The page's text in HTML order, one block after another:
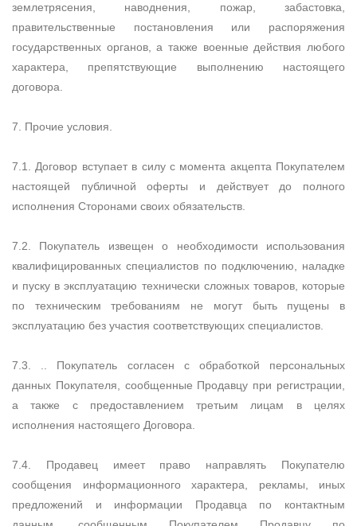
землетрясения, наводнения, пожар, забастовка,
правительственные постановления или распоряжения
государственных органов, а также военные действия любого
характера, препятствующие выполнению настоящего
договора.
7. Прочие условия.
7.1. Договор вступает в силу с момента акцепта Покупателем
настоящей публичной оферты и действует до полного
исполнения Сторонами своих обязательств.
7.2. Покупатель извещен о необходимости использования
квалифицированных специалистов по подключению, наладке
и пуску в эксплуатацию технически сложных товаров, которые
по техническим требованиям не могут быть пущены в
эксплуатацию без участия соответствующих специалистов.
7.3. .. Покупатель согласен с обработкой персональных
данных Покупателя, сообщенные Продавцу при регистрации,
а также с предоставлением третьим лицам в целях
исполнения настоящего Договора.
7.4. Продавец имеет право направлять Покупателю
сообщения информационного характера, рекламы, иных
предложений и информации Продавца по контактным